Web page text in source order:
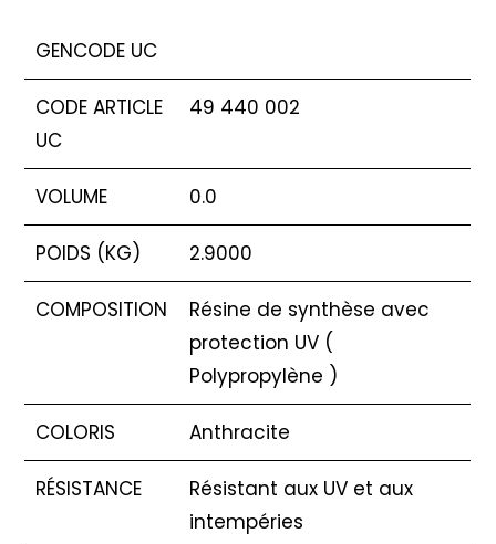
GENCODE UC
CODE ARTICLE
UC
49 440 002
VOLUME 0.0
POIDS (KG) 2.9000
COMPOSITION
Résine de synthèse avec
protection UV (
Polypropylène )
COLORIS Anthracite
RÉSISTANCE
Résistant aux UV et aux
intempéries